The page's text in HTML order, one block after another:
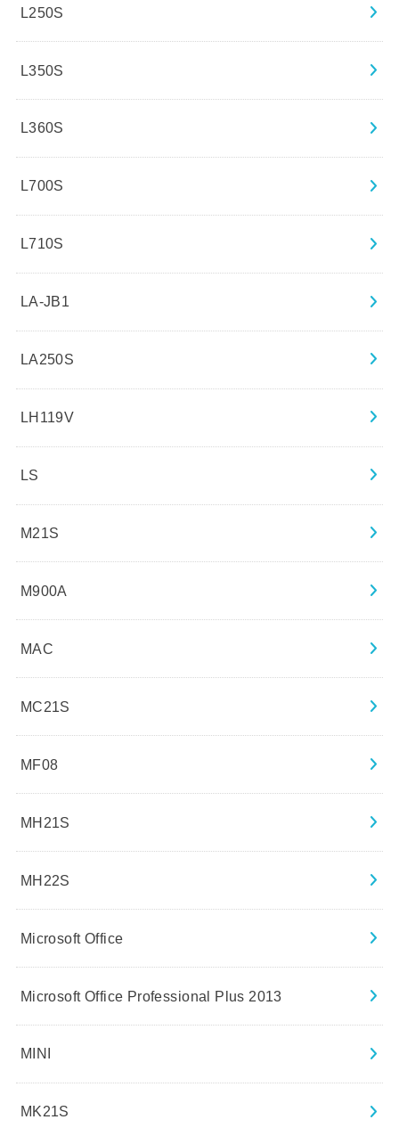
L250S
L350S
L360S
L700S
L710S
LA-JB1
LA250S
LH119V
LS
M21S
M900A
MAC
MC21S
MF08
MH21S
MH22S
Microsoft Office
Microsoft Office Professional Plus 2013
MINI
MK21S